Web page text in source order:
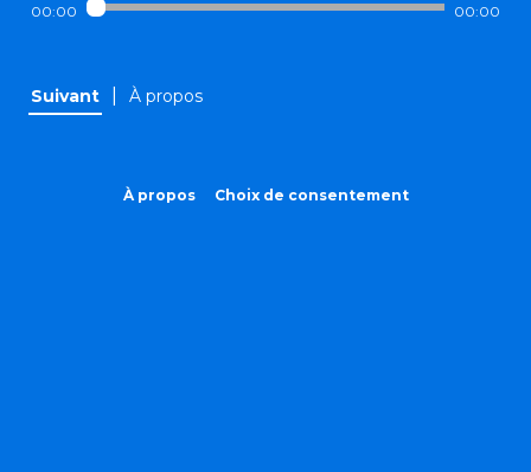
00:00 00:00
Suivant À propos
À propos Choix de consentement